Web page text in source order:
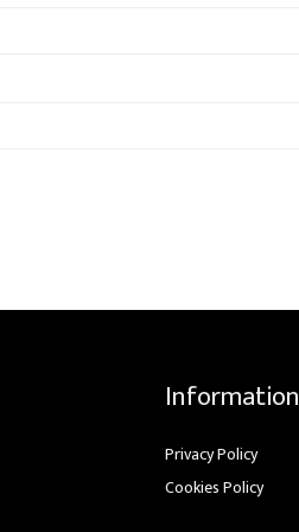
Information
Privacy Policy
Cookies Policy